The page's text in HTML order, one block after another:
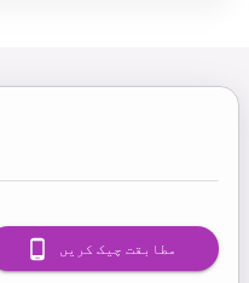
مطابقت چیک کریں